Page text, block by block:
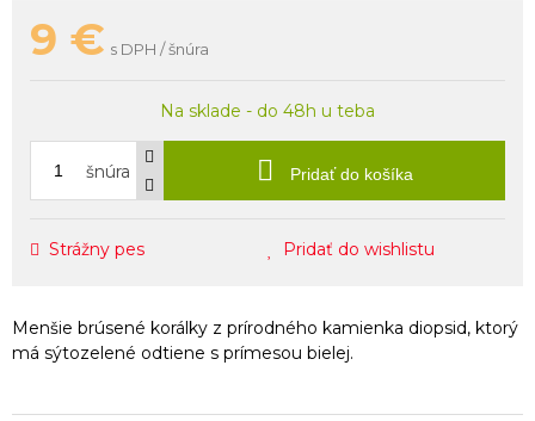
9 € s DPH / šnúra
Na sklade - do 48h u teba
šnúra Pridať do košíka
Strážny pes Pridať do wishlistu
Menšie brúsené korálky z prírodného kamienka diopsid, ktorý
má sýtozelené odtiene s prímesou bielej.